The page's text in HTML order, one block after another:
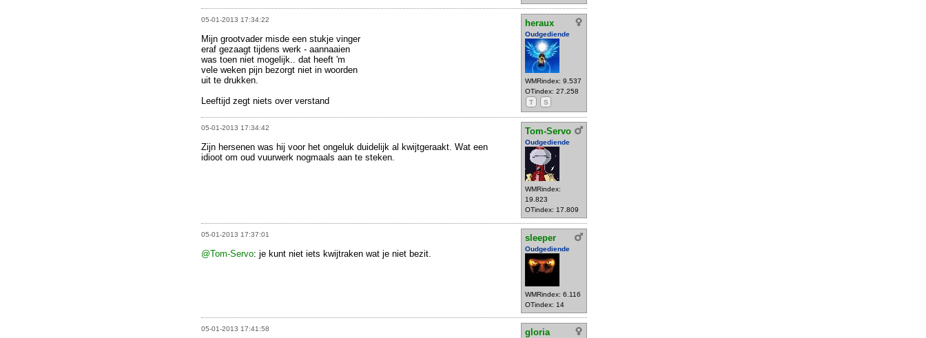
05-01-2013 17:34:22 heraux
Oudgediende
WMRindex: 9.537
OTindex: 27.258
T
S
Mijn grootvader misde een stukje vinger
eraf gezaagt tijdens werk - aannaaien
was toen niet mogelijk.. dat heeft 'm
vele weken pijn bezorgt niet in woorden
uit te drukken.
Leeftijd zegt niets over verstand
05-01-2013 17:34:42 Tom-Servo
Oudgediende
WMRindex:
19.823
OTindex: 17.809
Zijn hersenen was hij voor het ongeluk duidelijk al kwijtgeraakt. Wat een
idioot om oud vuurwerk nogmaals aan te steken.
05-01-2013 17:37:01 sleeper
Oudgediende
WMRindex: 6.116
OTindex: 14
@Tom-Servo: je kunt niet iets kwijtraken wat je niet bezit.
05-01-2013 17:41:58 gloria